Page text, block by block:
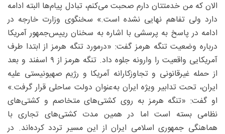
الان که من خدمتتان دارم صحبت می‌کنم، تبادل پیام‌ها البته ادامه
دارد ولی تفاهم نهایی نشده است.» سخنگوی وزارت خارجه در
ادامه در پاسخ به پرسشی با اشاره به سخنان رییس‌جمهور آمریکا
درباره وضعیت تنگه هرمز گفت: «درمورد تنگه هرمز از ابتدا طرف
آمریکایی واقعیت را وارونه جلوه داد. تنگه هرمز از ۹ اسفند و بعد
از حمله غیرقانونی و تجاوزکارانه آمریکا و رژیم صهیونیستی علیه
ایران، تحت تدابیر ویژه ایران به‌عنوان دولت ساحلی قرار گرفت.»
او گفت: «تنگه هرمز به روی کشتی‌های متخاصم و کشتی‌های
نظامی بسته‌ است اما در همین مدت کشتی‌های تجاری با
هماهنگی جمهوری اسلامی ایران از این مسیر تردد کرده‌اند. در